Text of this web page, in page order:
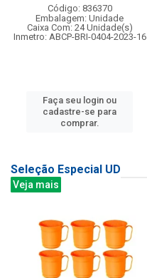
Código: 836370
Embalagem: Unidade
Caixa Com: 24 Unidade(s)
Inmetro: ABCP-BRI-0404-2023-16
Faça seu login ou
cadastre-se para
comprar.
Seleção Especial UD
Veja mais